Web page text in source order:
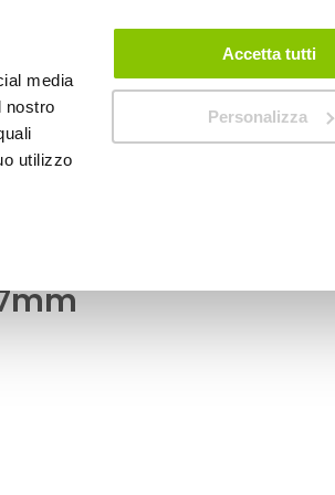
media
nostro
utilizzo
Accetta tutti
Personalizza
ACCEDI CREA UN ACCOUNT